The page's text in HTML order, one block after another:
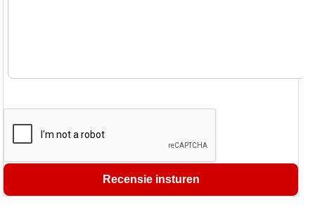
Recensie insturen